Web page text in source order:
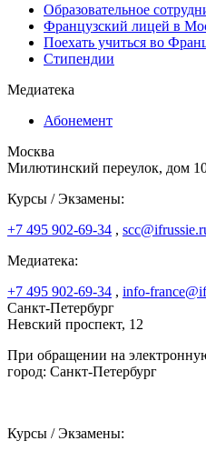
Образовательное
Французский лицей в
Поехать учиться во
Стипендии
Медиатека
Абонемент
Москва
Милютинский переулок, дом
Курсы / Экзамены:
+7 495 902-69-34 ,
Медиатека:
+7 495 902-69-34 , info-
Санкт-Петербург
Невский проспект, 12
При обращении на электронную
город: Санкт-Петербург
Курсы / Экзамены: